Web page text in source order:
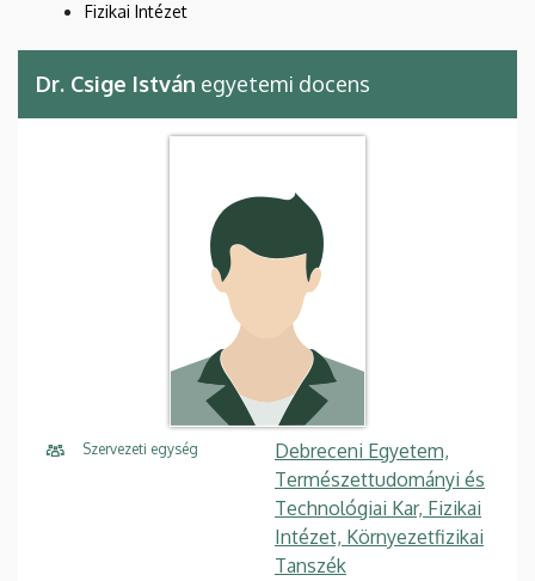
Fizikai Intézet
Dr. Csige István egyetemi docens
Szervezeti egység
Debreceni Egyetem,
Természettudományi és
Technológiai Kar, Fizikai
Intézet, Környezetfizikai
Tanszék